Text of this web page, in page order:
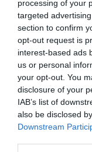
processing of your
targeted
section to confirm
opt-out request is
interest-based ads
us or personal
your opt-out. You
disclosure of your
IAB’s list of
also be disclosed
Downstream